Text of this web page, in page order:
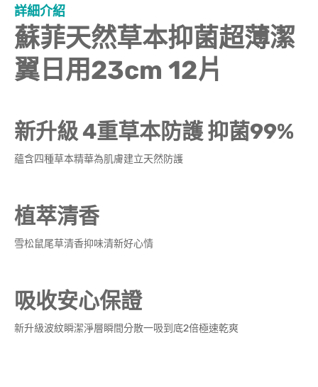
詳細介紹
蘇菲天然草本抑菌超薄潔
翼日用23cm 12片
新升級 4重草本防護 抑菌99%
蘊含四種草本精華為肌膚建立天然防護
植萃清香
雪松鼠尾草清香抑味清新好心情
吸收安心保證
新升級波紋瞬潔淨層瞬間分散一吸到底2倍極速乾爽